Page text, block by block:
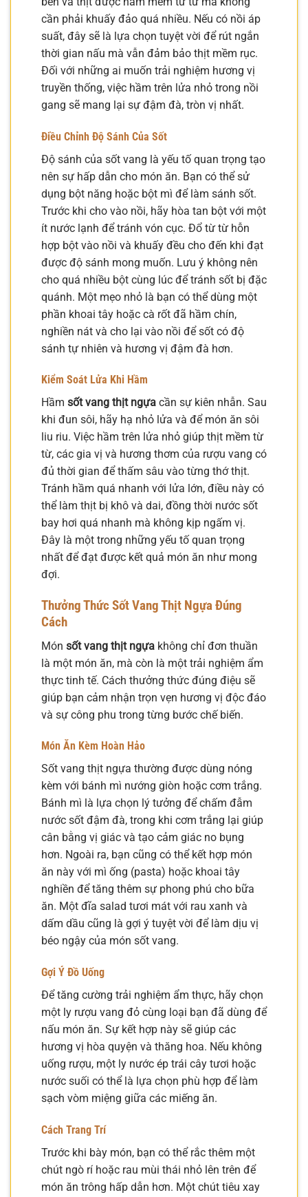
cần phải khuấy đảo quá nhiều. Nếu có nồi áp
suất, đây sẽ là lựa chọn tuyệt vời để rút ngắn
thời gian nấu mà vẫn đảm bảo thịt mềm rục.
Đối với những ai muốn trải nghiệm hương vị
truyền thống, việc hầm trên lửa nhỏ trong nồi
gang sẽ mang lại sự đậm đà, tròn vị nhất.
Điều Chỉnh Độ Sánh Của Sốt
Độ sánh của sốt vang là yếu tố quan trọng tạo
nên sự hấp dẫn cho món ăn. Bạn có thể sử
dụng bột năng hoặc bột mì để làm sánh sốt.
Trước khi cho vào nồi, hãy hòa tan bột với một
ít nước lạnh để tránh vón cục. Đổ từ từ hỗn
hợp bột vào nồi và khuấy đều cho đến khi đạt
được độ sánh mong muốn. Lưu ý không nên
cho quá nhiều bột cùng lúc để tránh sốt bị đặc
quánh. Một mẹo nhỏ là bạn có thể dùng một
phần khoai tây hoặc cà rốt đã hầm chín,
nghiền nát và cho lại vào nồi để sốt có độ
sánh tự nhiên và hương vị đậm đà hơn.
Kiểm Soát Lửa Khi Hầm
Hầm sốt vang thịt ngựa cần sự kiên nhẫn. Sau
khi đun sôi, hãy hạ nhỏ lửa và để món ăn sôi
liu riu. Việc hầm trên lửa nhỏ giúp thịt mềm từ
từ, các gia vị và hương thơm của rượu vang có
đủ thời gian để thấm sâu vào từng thớ thịt.
Tránh hầm quá nhanh với lửa lớn, điều này có
thể làm thịt bị khô và dai, đồng thời nước sốt
bay hơi quá nhanh mà không kịp ngấm vị.
Đây là một trong những yếu tố quan trọng
nhất để đạt được kết quả món ăn như mong
đợi.
Thưởng Thức Sốt Vang Thịt Ngựa Đúng
Cách
Món sốt vang thịt ngựa không chỉ đơn thuần
là một món ăn, mà còn là một trải nghiệm ẩm
thực tinh tế. Cách thưởng thức đúng điệu sẽ
giúp bạn cảm nhận trọn vẹn hương vị độc đáo
và sự công phu trong từng bước chế biến.
Món Ăn Kèm Hoàn Hảo
Sốt vang thịt ngựa thường được dùng nóng
kèm với bánh mì nướng giòn hoặc cơm trắng.
Bánh mì là lựa chọn lý tưởng để chấm đẫm
nước sốt đậm đà, trong khi cơm trắng lại giúp
cân bằng vị giác và tạo cảm giác no bụng
hơn. Ngoài ra, bạn cũng có thể kết hợp món
ăn này với mì ống (pasta) hoặc khoai tây
nghiền để tăng thêm sự phong phú cho bữa
ăn. Một đĩa salad tươi mát với rau xanh và
dấm dầu cũng là gợi ý tuyệt vời để làm dịu vị
béo ngậy của món sốt vang.
Gợi Ý Đồ Uống
Để tăng cường trải nghiệm ẩm thực, hãy chọn
một ly rượu vang đỏ cùng loại bạn đã dùng để
nấu món ăn. Sự kết hợp này sẽ giúp các
hương vị hòa quyện và thăng hoa. Nếu không
uống rượu, một ly nước ép trái cây tươi hoặc
nước suối có thể là lựa chọn phù hợp để làm
sạch vòm miệng giữa các miếng ăn.
Cách Trang Trí
Trước khi bày món, bạn có thể rắc thêm một
chút ngò rí hoặc rau mùi thái nhỏ lên trên để
món ăn trông hấp dẫn hơn. Một chút tiêu xay